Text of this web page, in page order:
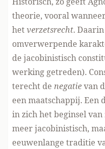
theorie, vooral
hetverzetsrecht.
omverwerpende
de jacobinistisch
werking getreden).
terecht de negatievan
een maatschappij.
in zich het beginsel
meer jacobinistisch,
eeuwenlange traditie